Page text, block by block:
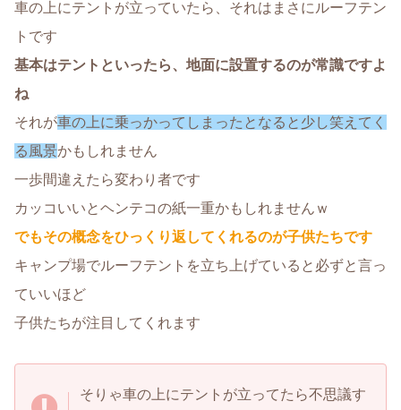
車の上にテントが立っていたら、それはまさにルーフテン
トです
基本はテントといったら、地面に設置するのが常識ですよ
ね
それが車の上に乗っかってしまったとなると少し笑えてく
る風景かもしれません
一歩間違えたら変わり者です
カッコいいとヘンテコの紙一重かもしれませんｗ
でもその概念をひっくり返してくれるのが子供たちです
キャンプ場でルーフテントを立ち上げていると必ずと言っ
ていいほど
子供たちが注目してくれます
そりゃ車の上にテントが立ってたら不思議す